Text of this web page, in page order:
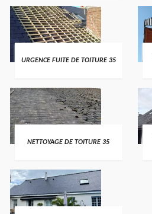
URGENCE FUITE DE TOITURE 35
NETTOYAGE DE TOITURE 35